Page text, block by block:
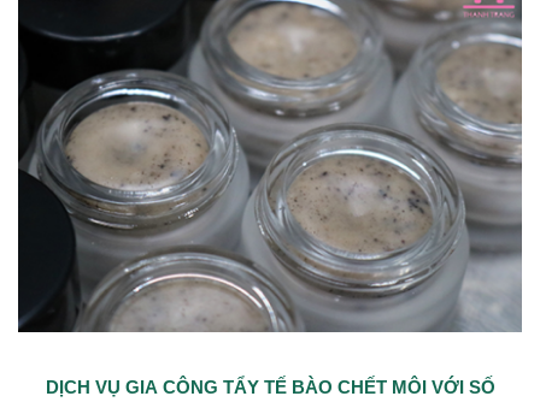
DỊCH VỤ GIA CÔNG TẨY TẾ BÀO CHẾT MÔI VỚI SỐ